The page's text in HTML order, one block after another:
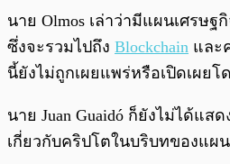
นาย Olmos เล่าว่ามีแผนเศรษฐ
ซึ่งจะรวมไปถึง Blockchain และ
นี้ยังไม่ถูกเผยแพร่หรือเปิดเผยโ
นาย Juan Guaidó ก็ยังไม่ได้แส
เกี่ยวกับคริปโตในบริบทของแผ